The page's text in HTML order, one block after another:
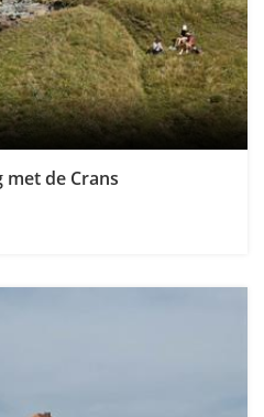
met de Crans